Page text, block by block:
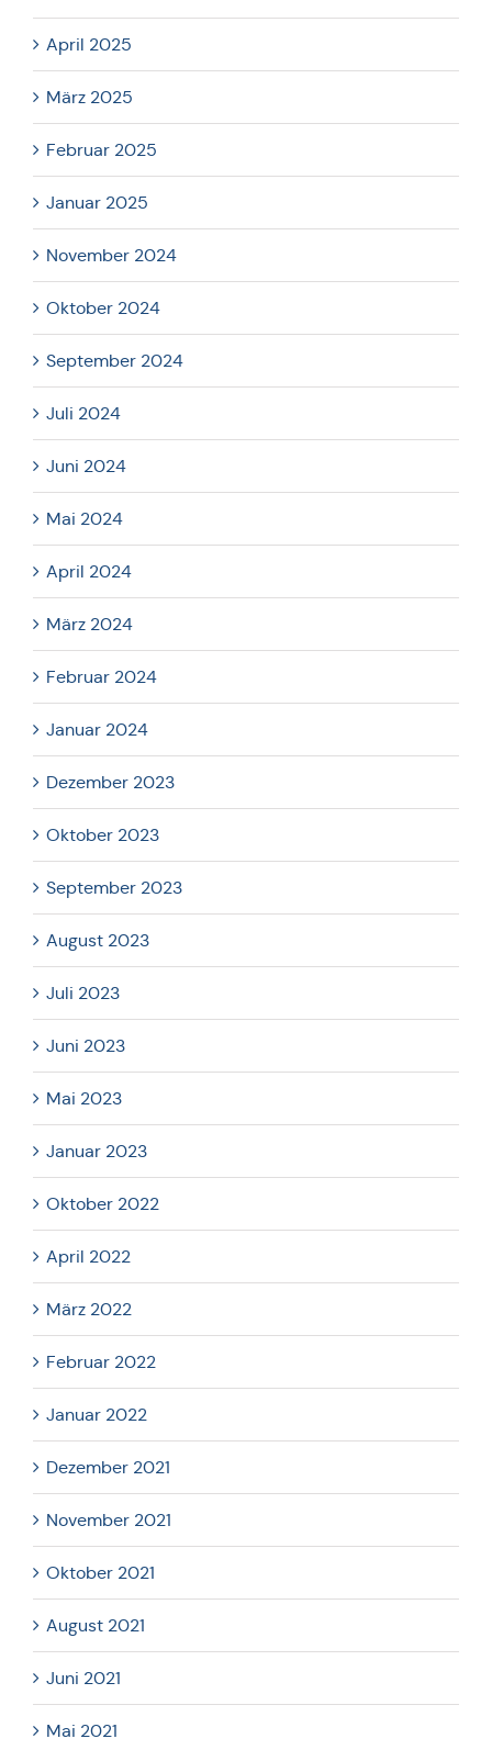
April 2025
März 2025
Februar 2025
Januar 2025
November 2024
Oktober 2024
September 2024
Juli 2024
Juni 2024
Mai 2024
April 2024
März 2024
Februar 2024
Januar 2024
Dezember 2023
Oktober 2023
September 2023
August 2023
Juli 2023
Juni 2023
Mai 2023
Januar 2023
Oktober 2022
April 2022
März 2022
Februar 2022
Januar 2022
Dezember 2021
November 2021
Oktober 2021
August 2021
Juni 2021
Mai 2021